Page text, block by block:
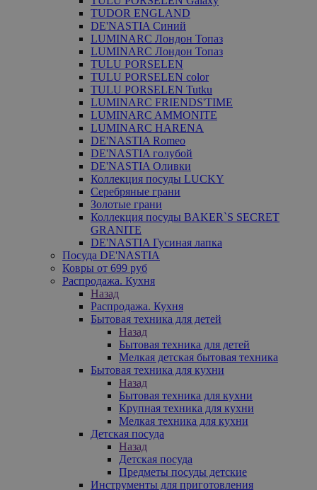
TUDOR ENGLAND
DE'NASTIA Синий
LUMINARC Лондон Топаз
LUMINARC Лондон Топаз
TULU PORSELEN
TULU PORSELEN color
TULU PORSELEN Tutku
LUMINARC FRIENDS'TIME
LUMINARC AMMONITE
LUMINARC HARENA
DE'NASTIA Romeo
DE'NASTIA голубой
DE'NASTIA Оливки
Коллекция посуды LUCKY
Серебряные грани
Золотые грани
Коллекция посуды BAKER`S SECRET
GRANITE
DE'NASTIA Гусиная лапка
Посуда DE'NASTIA
Ковры от 699 руб
Распродажа. Кухня
Назад
Распродажа. Кухня
Бытовая техника для детей
Назад
Бытовая техника для детей
Мелкая детская бытовая техника
Бытовая техника для кухни
Назад
Бытовая техника для кухни
Крупная техника для кухни
Мелкая техника для кухни
Детская посуда
Назад
Детская посуда
Предметы посуды детские
Инструменты для приготовления